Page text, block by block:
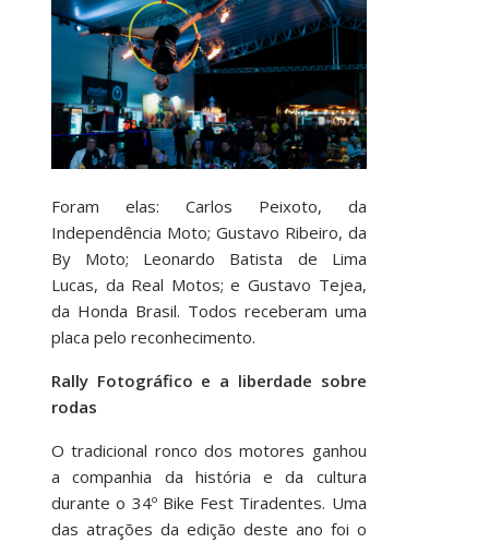
Foram elas: Carlos Peixoto, da
Independência Moto; Gustavo Ribeiro, da
By Moto; Leonardo Batista de Lima
Lucas, da Real Motos; e Gustavo Tejea,
da Honda Brasil. Todos receberam uma
placa pelo reconhecimento.
Rally Fotográfico e a liberdade sobre
rodas
O tradicional ronco dos motores ganhou
a companhia da história e da cultura
durante o 34º Bike Fest Tiradentes. Uma
das atrações da edição deste ano foi o